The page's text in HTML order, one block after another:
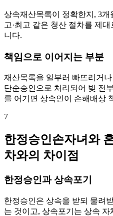
상속재산목록이 정확한지, 3
고·최고 같은 청산 절차를 제
니다.
책임으로 이어지는 부분
재산목록을 일부러 빠뜨리거
단순승인으로 처리되어 빚 전
를 어기면 상속인이 손해배상
7
한정승인손자녀와
차와의 차이점
한정승인과 상속포기
한정승인은 상속을 받되 물려
는 것이고, 상속포기는 상속